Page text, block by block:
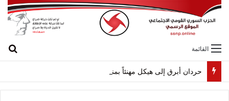
القائمة
حردان أبرق إلى هيكل مهنئاً بمناسبة عيد الجيش